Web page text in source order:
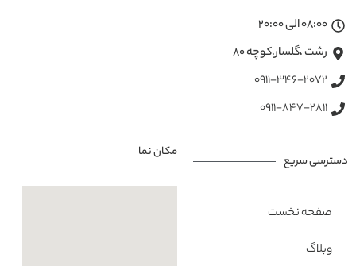
08:00 الی 20:00
رشت ،گلسار،کوچه ۸۰
0911-346-2072
0911-847-2811
دسترسی سریع
صفحه نخست
وبلاگ
مکان نما